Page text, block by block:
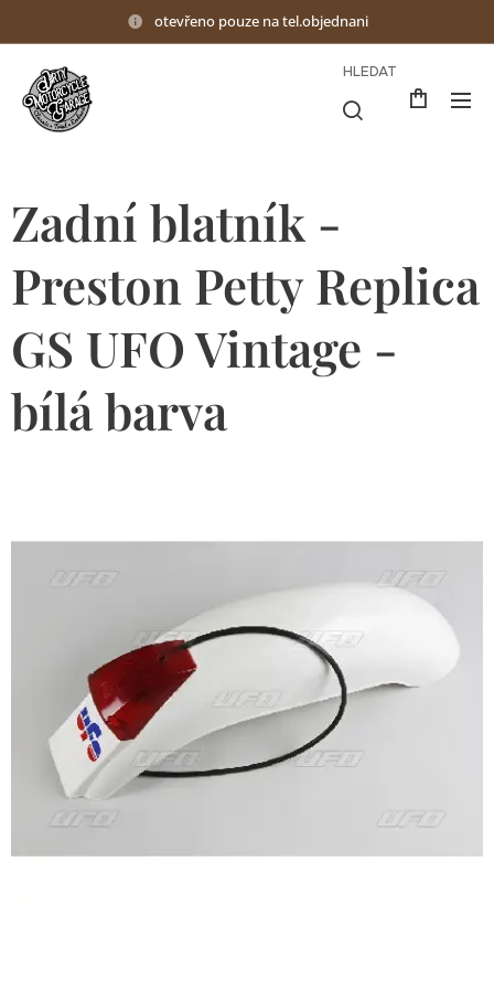
otevřeno pouze na tel.objednani
HLEDAT
Zadní blatník -
Preston Petty Replica
GS UFO Vintage -
bílá barva